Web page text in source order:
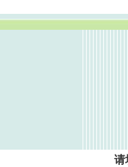
请